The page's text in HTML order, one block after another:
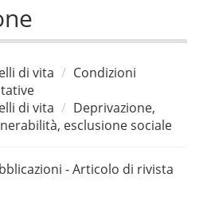
di vita
Condizioni
di vita
Deprivazione,
esclusione sociale
- Articolo di rivista